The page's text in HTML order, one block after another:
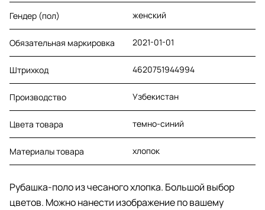
Гендер (пол) женский
Обязательная маркировка 2021-01-01
Штрихкод 4620751944994
Производство Узбекистан
Цвета товара темно-синий
Материалы товара хлопок
Рубашка-поло из чесаного хлопка. Большой выбор
цветов. Можно нанести изображение по вашему